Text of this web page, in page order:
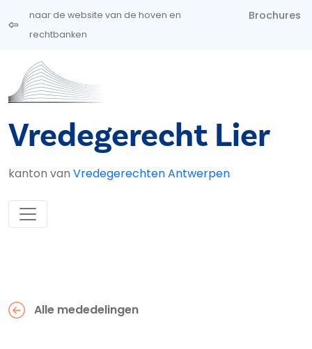
Overslaan en naar de inhoud gaan
naar de website van de hoven en
rechtbanken
Brochures
Vredegerecht Lier
kanton van Vredegerechten Antwerpen
Alle mededelingen